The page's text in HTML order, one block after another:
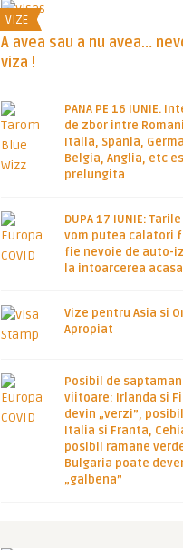
VIZE
A avea sau a nu avea…
viza !
PANA PE 16 IUNIE.
de zbor intre
Italia, Spania,
Belgia, Anglia, etc
prelungita
DUPA 17 IUNIE:
vom putea calatori
fie nevoie de auto-
la intoarcerea acasa
Vize pentru Asia si
Apropiat
Posibil de
viitoare: Irlanda si
devin „verzi”,
Italia si Franta,
posibil ramane
Bulgaria poate
„galbena”